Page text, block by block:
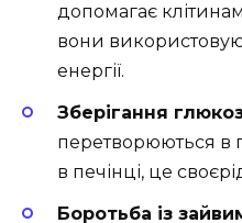
допомагає
вони
енергії.
Зберігання
перетворюються в
в печінці, це
Боротьба із